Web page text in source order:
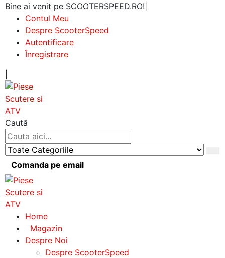
Bine ai venit pe SCOOTERSPEED.RO!
Contul Meu
Despre ScooterSpeed
Autentificare
Înregistrare
Caută
Comanda pe email
Home
Magazin
Despre Noi
Despre ScooterSpeed